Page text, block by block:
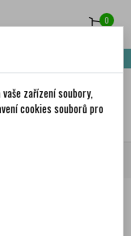
0
zdarma!
✦AI
zařízení soubory,
cookies souborů pro